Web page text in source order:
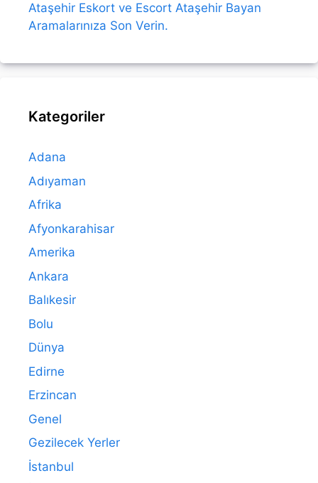
Ataşehir Eskort ve Escort Ataşehir Bayan
Aramalarınıza Son Verin.
Kategoriler
Adana
Adıyaman
Afrika
Afyonkarahisar
Amerika
Ankara
Balıkesir
Bolu
Dünya
Edirne
Erzincan
Genel
Gezilecek Yerler
İstanbul